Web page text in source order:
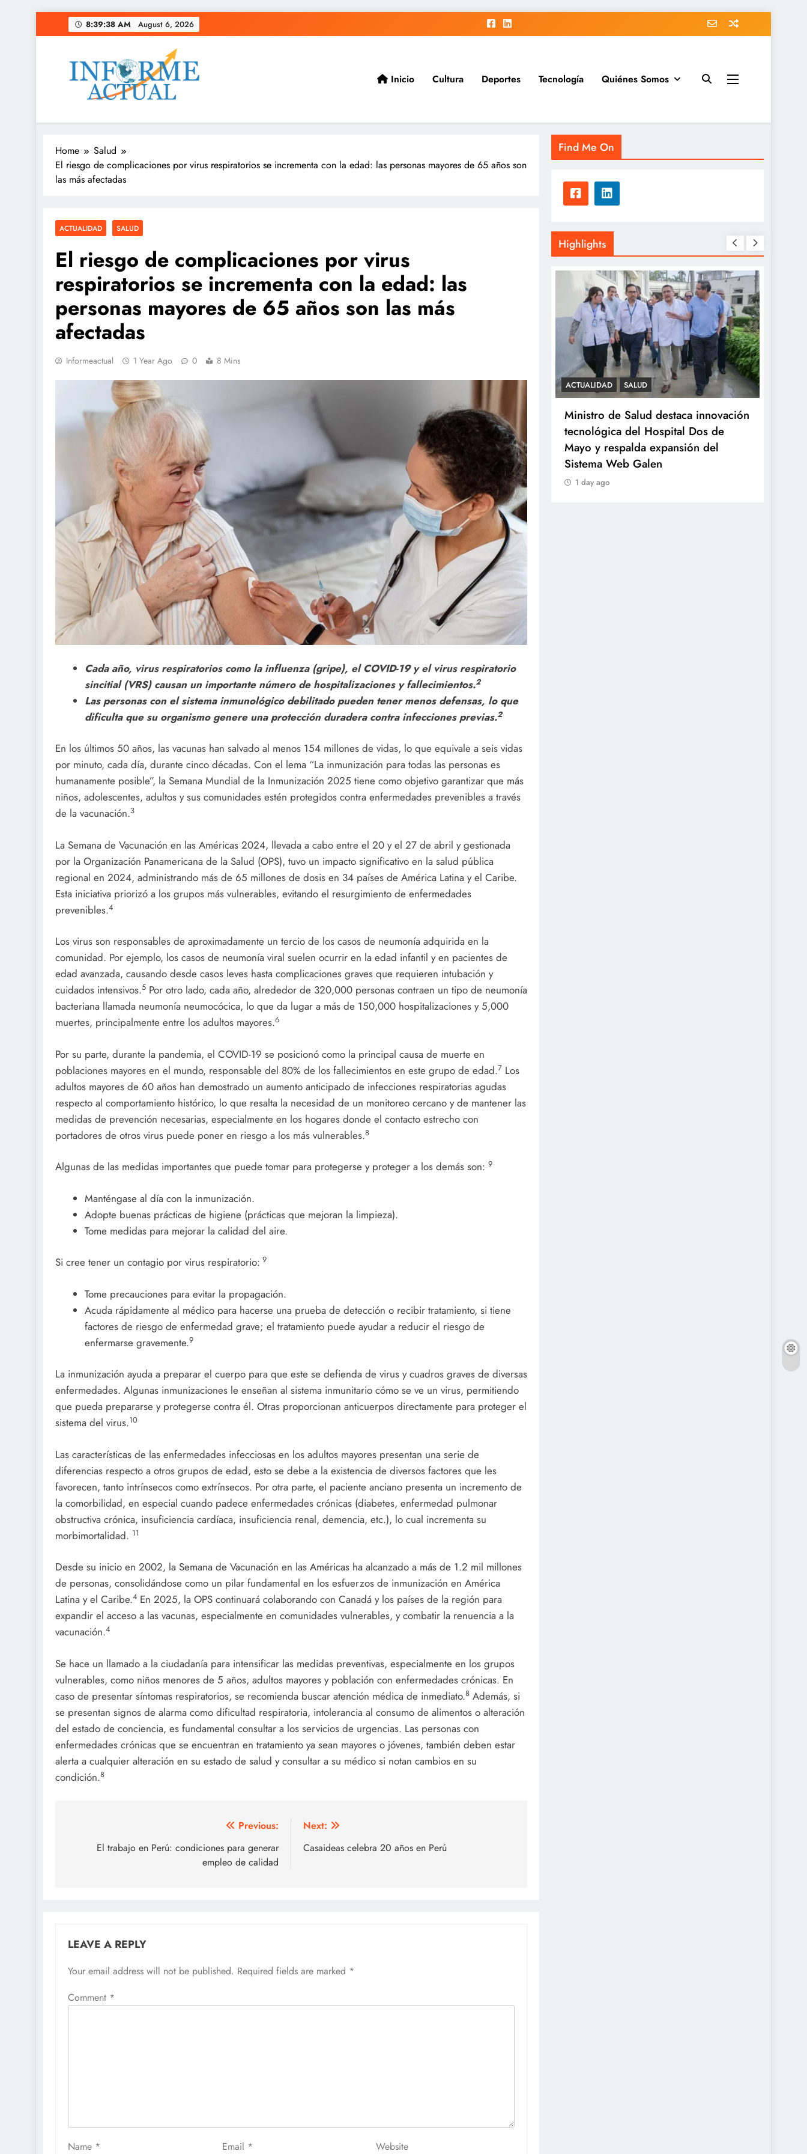
to
8:39:39 AM August 6, 2026
Informe Actual
La actualidad al instante, con veracidad y claridad.
Inicio Cultura Deportes Tecnología Quiénes Somos
Home
Salud
El riesgo de complicaciones por virus respiratorios se incrementa con la edad: las personas mayores de 65 años son
las más afectadas
ACTUALIDAD SALUD
El riesgo de complicaciones por virus
respiratorios se incrementa con la edad: las
personas mayores de 65 años son las más
afectadas
Informeactual 1 Year Ago 0 8 Mins
Cada año, virus respiratorios como la influenza (gripe), el COVID-19 y el virus respiratorio
sincitial (VRS) causan un importante número de hospitalizaciones y fallecimientos.2
Las personas con el sistema inmunológico debilitado pueden tener menos defensas, lo que
dificulta que su organismo genere una protección duradera contra infecciones previas.2
En los últimos 50 años, las vacunas han salvado al menos 154 millones de vidas, lo que equivale a seis vidas
por minuto, cada día, durante cinco décadas. Con el lema “La inmunización para todas las personas es
humanamente posible”, la Semana Mundial de la Inmunización 2025 tiene como objetivo garantizar que más
niños, adolescentes, adultos y sus comunidades estén protegidos contra enfermedades prevenibles a través
de la vacunación.3
La Semana de Vacunación en las Américas 2024, llevada a cabo entre el 20 y el 27 de abril y gestionada
por la Organización Panamericana de la Salud (OPS), tuvo un impacto significativo en la salud pública
regional en 2024, administrando más de 65 millones de dosis en 34 países de América Latina y el Caribe.
Esta iniciativa priorizó a los grupos más vulnerables, evitando el resurgimiento de enfermedades
prevenibles.4
Los virus son responsables de aproximadamente un tercio de los casos de neumonía adquirida en la
comunidad. Por ejemplo, los casos de neumonía viral suelen ocurrir en la edad infantil y en pacientes de
edad avanzada, causando desde casos leves hasta complicaciones graves que requieren intubación y
cuidados intensivos.5 Por otro lado, cada año, alrededor de 320,000 personas contraen un tipo de neumonía
bacteriana llamada neumonía neumocócica, lo que da lugar a más de 150,000 hospitalizaciones y 5,000
muertes, principalmente entre los adultos mayores.6
Por su parte, durante la pandemia, el COVID-19 se posicionó como la principal causa de muerte en
poblaciones mayores en el mundo, responsable del 80% de los fallecimientos en este grupo de edad.7 Los
adultos mayores de 60 años han demostrado un aumento anticipado de infecciones respiratorias agudas
respecto al comportamiento histórico, lo que resalta la necesidad de un monitoreo cercano y de mantener las
medidas de prevención necesarias, especialmente en los hogares donde el contacto estrecho con
portadores de otros virus puede poner en riesgo a los más vulnerables.8
Algunas de las medidas importantes que puede tomar para protegerse y proteger a los demás son: 9
Manténgase al día con la inmunización.
Adopte buenas prácticas de higiene (prácticas que mejoran la limpieza).
Tome medidas para mejorar la calidad del aire.
Si cree tener un contagio por virus respiratorio: 9
Tome precauciones para evitar la propagación.
Acuda rápidamente al médico para hacerse una prueba de detección o recibir tratamiento, si tiene
factores de riesgo de enfermedad grave; el tratamiento puede ayudar a reducir el riesgo de
enfermarse gravemente.9
La inmunización ayuda a preparar el cuerpo para que este se defienda de virus y cuadros graves de diversas
enfermedades. Algunas inmunizaciones le enseñan al sistema inmunitario cómo se ve un virus, permitiendo
que pueda prepararse y protegerse contra él. Otras proporcionan anticuerpos directamente para proteger el
sistema del virus.10
Las características de las enfermedades infecciosas en los adultos mayores presentan una serie de
diferencias respecto a otros grupos de edad, esto se debe a la existencia de diversos factores que les
favorecen, tanto intrínsecos como extrínsecos. Por otra parte, el paciente anciano presenta un incremento de
la comorbilidad, en especial cuando padece enfermedades crónicas (diabetes, enfermedad pulmonar
obstructiva crónica, insuficiencia cardíaca, insuficiencia renal, demencia, etc.), lo cual incrementa su
morbimortalidad. 11
Desde su inicio en 2002, la Semana de Vacunación en las Américas ha alcanzado a más de 1.2 mil millones
de personas, consolidándose como un pilar fundamental en los esfuerzos de inmunización en América
Latina y el Caribe.4 En 2025, la OPS continuará colaborando con Canadá y los países de la región para
expandir el acceso a las vacunas, especialmente en comunidades vulnerables, y combatir la renuencia a la
vacunación.4
Se hace un llamado a la ciudadanía para intensificar las medidas preventivas, especialmente en los grupos
vulnerables, como niños menores de 5 años, adultos mayores y población con enfermedades crónicas. En
caso de presentar síntomas respiratorios, se recomienda buscar atención médica de inmediato.8 Además, si
se presentan signos de alarma como dificultad respiratoria, intolerancia al consumo de alimentos o alteración
del estado de conciencia, es fundamental consultar a los servicios de urgencias. Las personas con
enfermedades crónicas que se encuentran en tratamiento ya sean mayores o jóvenes, también deben estar
alerta a cualquier alteración en su estado de salud y consultar a su médico si notan cambios en su
condición.8
navigation
Previous:
El trabajo en Perú: condiciones para generar
empleo de calidad
Next:
Casaideas celebra 20 años en Perú
LEAVE A REPLY
Your email address will not be published. Required fields are marked *
Comment *
Name * Email * Website
Find Me On
Highlights
El Ballet San Marcos celebra 62 años
de creación artística con Resonancias
ACTUALIDAD SALUD
Ministro de Salud destaca innovación
tecnológica del Hospital Dos de
Mayo y respalda expansión del
Sistema Web Galen
1 day ago